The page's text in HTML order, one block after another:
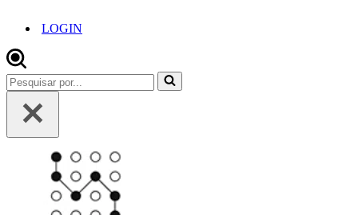
LOGIN
Pesquisar
por...